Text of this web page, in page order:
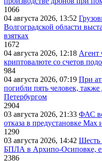
1066
04 августа 2026, 13:52
Волгоградской области
взятках
1672
04 августа 2026, 12:18 Агент
криптовалюте со счетов
984
04 августа 2026, 07:19 При
погибли пять человек,
Петербургом
2904
03 августа 2026, 21:33 ФАС
отказа в предустановке Max
1290
03 августа 2026, 14:42 Шесть
БПЛА в Архипо-Осиповке,
2386